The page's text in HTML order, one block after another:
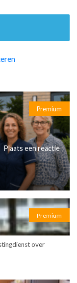
Premium
Plaats een reactie
Premium
over